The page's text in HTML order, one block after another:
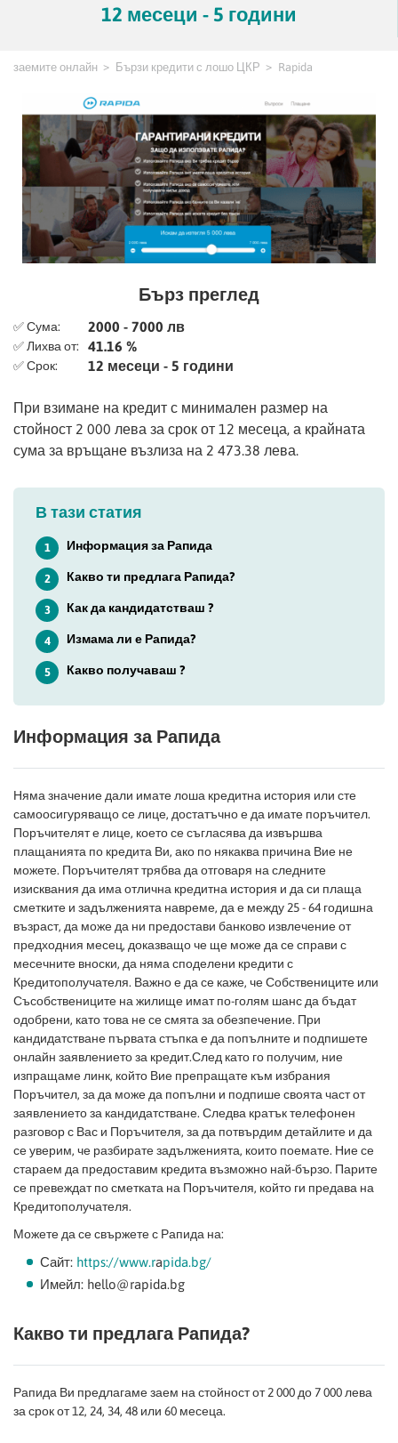
12 месеци - 5 години
заемите онлайн Бързи кредити с лошо ЦКР Rapida
Бърз преглед
✅ Сума: 2000 - 7000 лв
✅ Лихва от: 41.16 %
✅ Срок: 12 месеци - 5 години
При взимане на кредит с минимален размер на
стойност 2 000 лева за срок от 12 месеца, а крайната
сума за връщане възлиза на 2 473.38 лева.
В тази статия
1 Информация за Рапида
2 Какво ти предлага Рапида?
3 Как да кандидатстваш ?
4 Измама ли е Рапида?
5 Какво получаваш ?
Информация за Рапида
Няма значение дали имате лоша кредитна история или сте
самоосигуряващо се лице, достатъчно е да имате поръчител.
Поръчителят е лице, което се съгласява да извършва
плащанията по кредита Ви, ако по някаква причина Вие не
можете. Поръчителят трябва да отговаря на следните
изисквания да има отлична кредитна история и да си плаща
сметките и задълженията навреме, да е между 25 - 64 годишна
възраст, да може да ни предостави банково извлечение от
предходния месец, доказващо че ще може да се справи с
месечните вноски, да няма споделени кредити с
Кредитополучателя. Важно е да се каже, че Собствениците или
Съсобствениците на жилище имат по-голям шанс да бъдат
одобрени, като това не се смята за обезпечение. При
кандидатстване първата стъпка е да попълните и подпишете
онлайн заявлението за кредит.След като го получим, ние
изпращаме линк, който Вие препращате към избрания
Поръчител, за да може да попълни и подпише своята част от
заявлението за кандидатстване. Следва кратък телефонен
разговор с Вас и Поръчителя, за да потвърдим детайлите и да
се уверим, че разбирате задълженията, които поемате. Ние се
стараем да предоставим кредита възможно най-бързо. Парите
се превеждат по сметката на Поръчителя, който ги предава на
Кредитополучателя.
Можете да се свържете с Рапида на:
Сайт: https://www.rapida.bg/
Имейл: hello@rapida.bg
Какво ти предлага Рапида?
Рапида Ви предлагаме заем на стойност от 2 000 до 7 000 лева
за срок от 12, 24, 34, 48 или 60 месеца.